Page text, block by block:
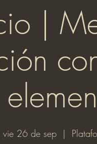
|
vie 26 de sep
  |